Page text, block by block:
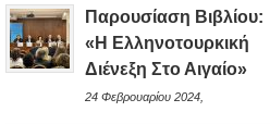
Παρουσίαση Βιβλίου:
«Η Ελληνοτουρκική
Διένεξη Στο Αιγαίο»
24 Φεβρουαρίου 2024,